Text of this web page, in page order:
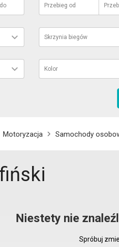
do Przebieg od
Skrzynia biegów
Kolor
Motoryzacja Samochody
Niestety nie
Spróbuj